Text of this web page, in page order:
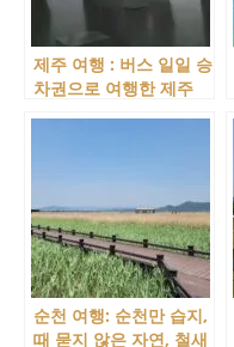
제주 여행 : 버스 일일 승
차권으로 여행한 제주
순천 여행: 순천만 습지,
때 묻지 않은 자연, 철새